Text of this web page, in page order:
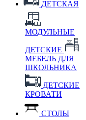
ДЕТСКАЯ
МОДУЛЬНЫЕ
ДЕТСКИЕ
МЕБЕЛЬ ДЛЯ
ШКОЛЬНИКА
ДЕТСКИЕ
КРОВАТИ
СТОЛЫ